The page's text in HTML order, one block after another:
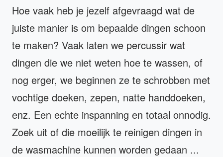
Hoe vaak heb je jezelf afgevraagd wat de
juiste manier is om bepaalde dingen schoon
te maken? Vaak laten we percussir wat
dingen die we niet weten hoe te wassen, of
nog erger, we beginnen ze te schrobben met
vochtige doeken, zepen, natte handdoeken,
enz. Een echte inspanning en totaal onnodig.
Zoek uit of die moeilijk te reinigen dingen in
de wasmachine kunnen worden gedaan ...